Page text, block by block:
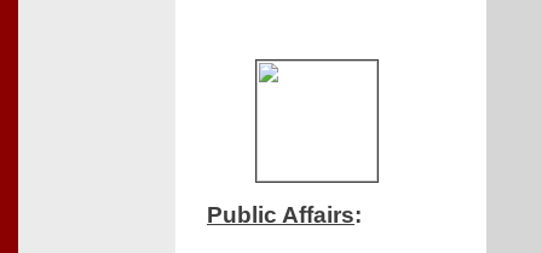
Public Affairs: